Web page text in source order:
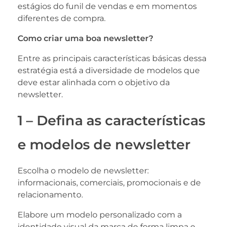
estágios do funil de vendas e em momentos
diferentes de compra.
Como criar uma boa newsletter?
Entre as principais características básicas dessa
estratégia está a diversidade de modelos que
deve estar alinhada com o objetivo da
newsletter.
1 – Defina as características
e modelos de newsletter
Escolha o modelo de newsletter:
informacionais, comerciais, promocionais e de
relacionamento.
Elabore um modelo personalizado com a